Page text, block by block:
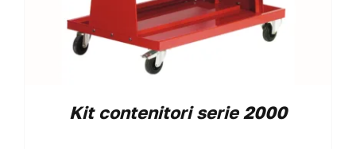
Kit contenitori serie 2000